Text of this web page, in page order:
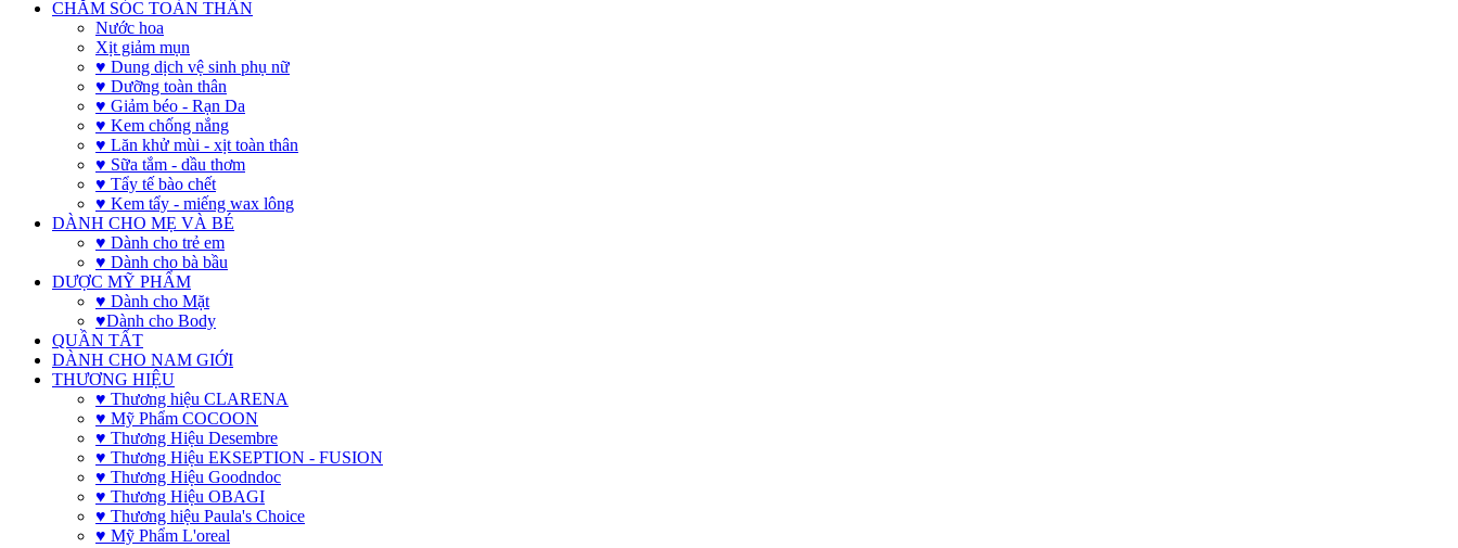
CHĂM SÓC TOÀN THÂN
Nước hoa
Xịt giảm mụn
♥ Dung dịch vệ sinh phụ nữ
♥ Dưỡng toàn thân
♥ Giảm béo - Rạn Da
♥ Kem chống nắng
♥ Lăn khử mùi - xịt toàn thân
♥ Sữa tắm - dầu thơm
♥ Tẩy tế bào chết
♥ Kem tẩy - miếng wax lông
DÀNH CHO MẸ VÀ BÉ
♥ Dành cho trẻ em
♥ Dành cho bà bầu
DƯỢC MỸ PHẨM
♥ Dành cho Mặt
♥Dành cho Body
QUẦN TẤT
DÀNH CHO NAM GIỚI
THƯƠNG HIỆU
♥ Thương hiệu CLARENA
♥ Mỹ Phẩm COCOON
♥ Thương Hiệu Desembre
♥ Thương Hiệu EKSEPTION - FUSION
♥ Thương Hiệu Goodndoc
♥ Thương Hiệu OBAGI
♥ Thương hiệu Paula's Choice
♥ Mỹ Phẩm L'oreal